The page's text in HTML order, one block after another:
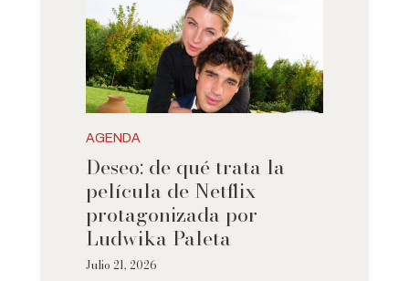
AGENDA
Deseo: de qué trata la
película de Netflix
protagonizada por
Ludwika Paleta
Julio 21, 2026